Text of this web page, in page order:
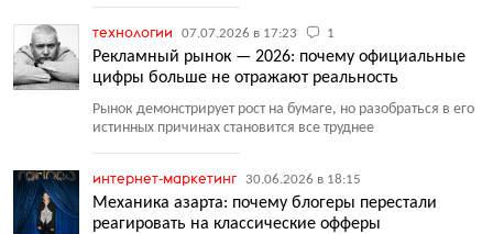
технологии 07.07.2026 в 17:23 1
Рекламный рынок — 2026: почему официальные
цифры больше не отражают реальность
Рынок демонстрирует рост на бумаге, но разобраться в его
истинных причинах становится все труднее
интернет-маркетинг 30.06.2026 в 18:15
Механика азарта: почему блогеры перестали
реагировать на классические офферы